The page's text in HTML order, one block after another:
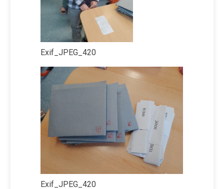
Exif_JPEG_420
Exif_JPEG_420